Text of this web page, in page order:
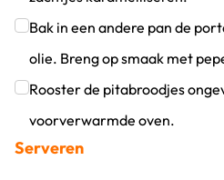
Klik om dit selectievakje aan
Bak in een andere pan de
olie. Breng op smaak met
Klik om dit selectievakje aan
Rooster de pitabroodjes
voorverwarmde oven.
Klik om dit selectievakje aan
Serveren